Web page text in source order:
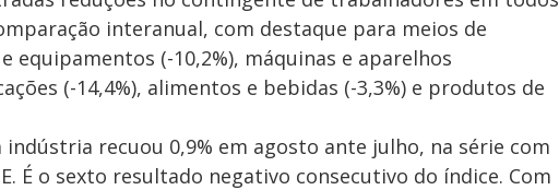
interanual, com destaque para meios de
equipamentos (-10,2%), máquinas e aparelhos
(-14,4%), alimentos e bebidas (-3,3%) e produtos de
recuou 0,9% em agosto ante julho, na série com
É o sexto resultado negativo consecutivo do índice. Com